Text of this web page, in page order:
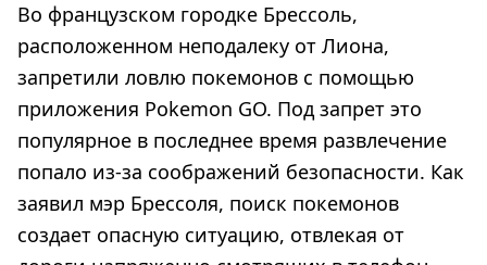
Во французском городке Брессоль,
расположенном неподалеку от Лиона,
запретили ловлю покемонов с помощью
приложения Pokemon GO. Под запрет это
популярное в последнее время развлечение
попало из-за соображений безопасности. Как
заявил мэр Брессоля, поиск покемонов
создает опасную ситуацию, отвлекая от